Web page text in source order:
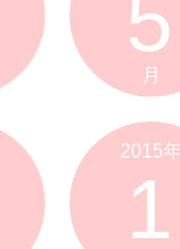
5
月
2015
1